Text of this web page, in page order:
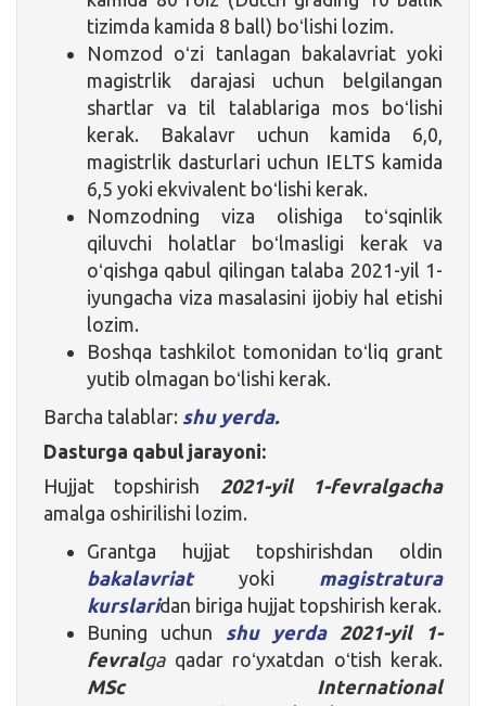
tizimda kamida 8 ball) boʻlishi lozim.
Nomzod oʻzi tanlagan bakalavriat yoki
magistrlik darajasi uchun belgilangan
shartlar va til talablariga mos boʻlishi
kerak. Bakalavr uchun kamida 6,0,
magistrlik dasturlari uchun IELTS kamida
6,5 yoki ekvivalent boʻlishi kerak.
Nomzodning viza olishiga toʻsqinlik
qiluvchi holatlar boʻlmasligi kerak va
oʻqishga qabul qilingan talaba 2021-yil 1-
iyungacha viza masalasini ijobiy hal etishi
lozim.
Boshqa tashkilot tomonidan toʻliq grant
yutib olmagan boʻlishi kerak.
Barcha talablar: shu yerda.
Dasturga qabul jarayoni:
Hujjat topshirish 2021-yil 1-fevralgacha
amalga oshirilishi lozim.
Grantga hujjat topshirishdan oldin
bakalavriatyoki magistratura
kurslaridan biriga hujjat topshirish kerak.
Buning uchun shu yerda
2021-yil 1-
fevralgaqadar roʻyxatdan oʻtish kerak.
MSc International